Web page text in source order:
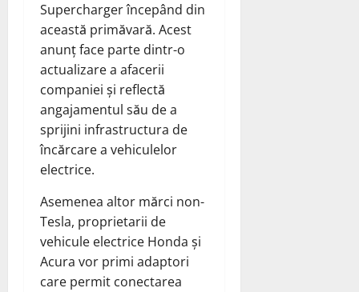
Supercharger începând din
această primăvară. Acest
anunț face parte dintr-o
actualizare a afacerii
companiei și reflectă
angajamentul său de a
sprijini infrastructura de
încărcare a vehiculelor
electrice.
Asemenea altor mărci non-
Tesla, proprietarii de
vehicule electrice Honda și
Acura vor primi adaptori
care permit conectarea